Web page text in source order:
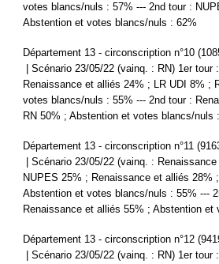
votes blancs/nuls : 57% --- 2nd tour :
Abstention et votes blancs/nuls : 62%
Département 13 - circonscription n°10
| Scénario 23/05/22 (vainq. : RN) 1er tour
Renaissance et alliés 24% ; LR UDI 8% ;
votes blancs/nuls : 55% --- 2nd tour :
RN 50% ; Abstention et votes blancs/nuls
Département 13 - circonscription n°11
| Scénario 23/05/22 (vainq. :
NUPES 25% ; Renaissance et alliés 28%
Abstention et votes blancs/nuls : 55% ---
Renaissance et alliés 55% ; Abstention
Département 13 - circonscription n°12
| Scénario 23/05/22 (vainq. : RN) 1er tour